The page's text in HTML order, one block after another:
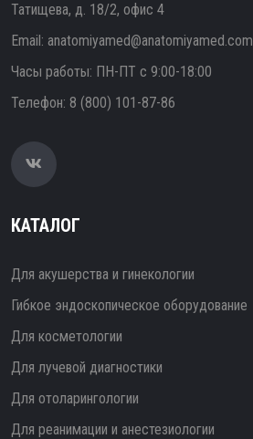
Татищева, д. 18/2, офис 4
Email: anatomiyamed@anatomiyamed.com
Часы работы: ПН-ПТ с 9:00-18:00
Телефон: 8 (800) 101-87-86
КАТАЛОГ
Для акушерства и гинекологии
Гибкое эндоскопическое оборудование
Для косметологии
Для лучевой диагностики
Для отоларингологии
Для реанимации и анестезиологии